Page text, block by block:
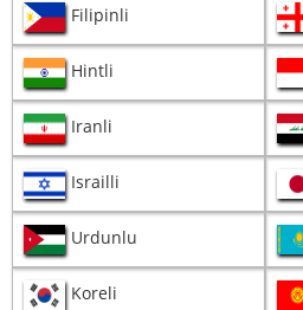
Filipinli
Hintli
Iranli
Israilli
Urdunlu
Koreli